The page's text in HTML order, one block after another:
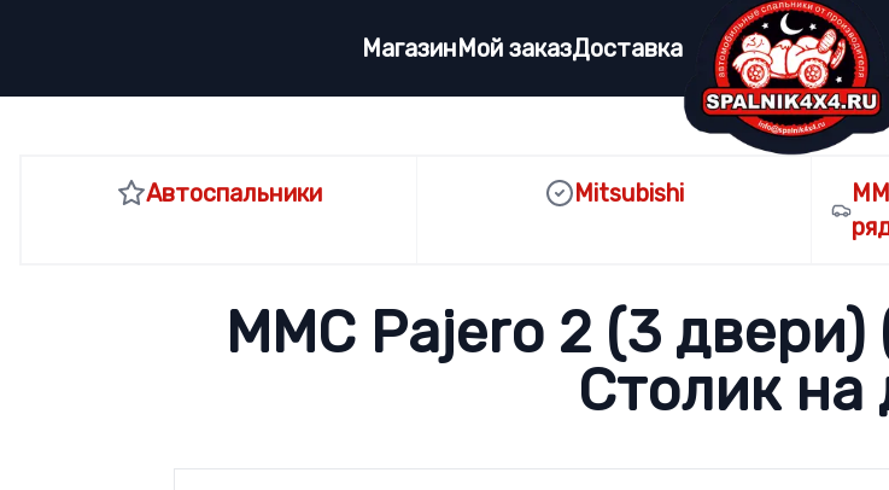
МагазинМой заказДоставка
Автоспальники Mitsubishi
MMC Pajero 2 (3
Столик на